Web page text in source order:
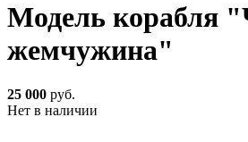
Модель корабля
жемчужина"
25 000 руб.
Нет в наличии